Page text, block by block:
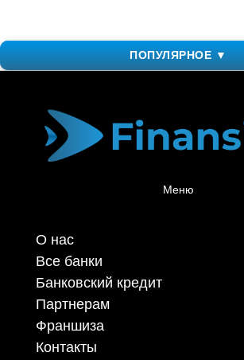
ПОПУЛЯРНОЕ ▼
Меню
О нас
Все банки
Банковский кредит
Партнерам
Франшиза
Контакты